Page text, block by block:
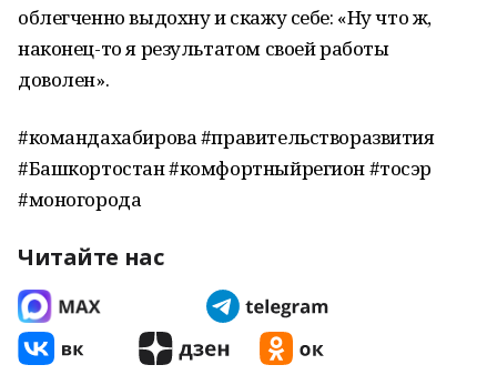
облегченно выдохну и скажу себе: «Ну что ж,
наконец-то я результатом своей работы
доволен».
#командахабирова #правительстворазвития
#Башкортостан #комфортныйрегион #тосэр
#моногорода
Читайте нас